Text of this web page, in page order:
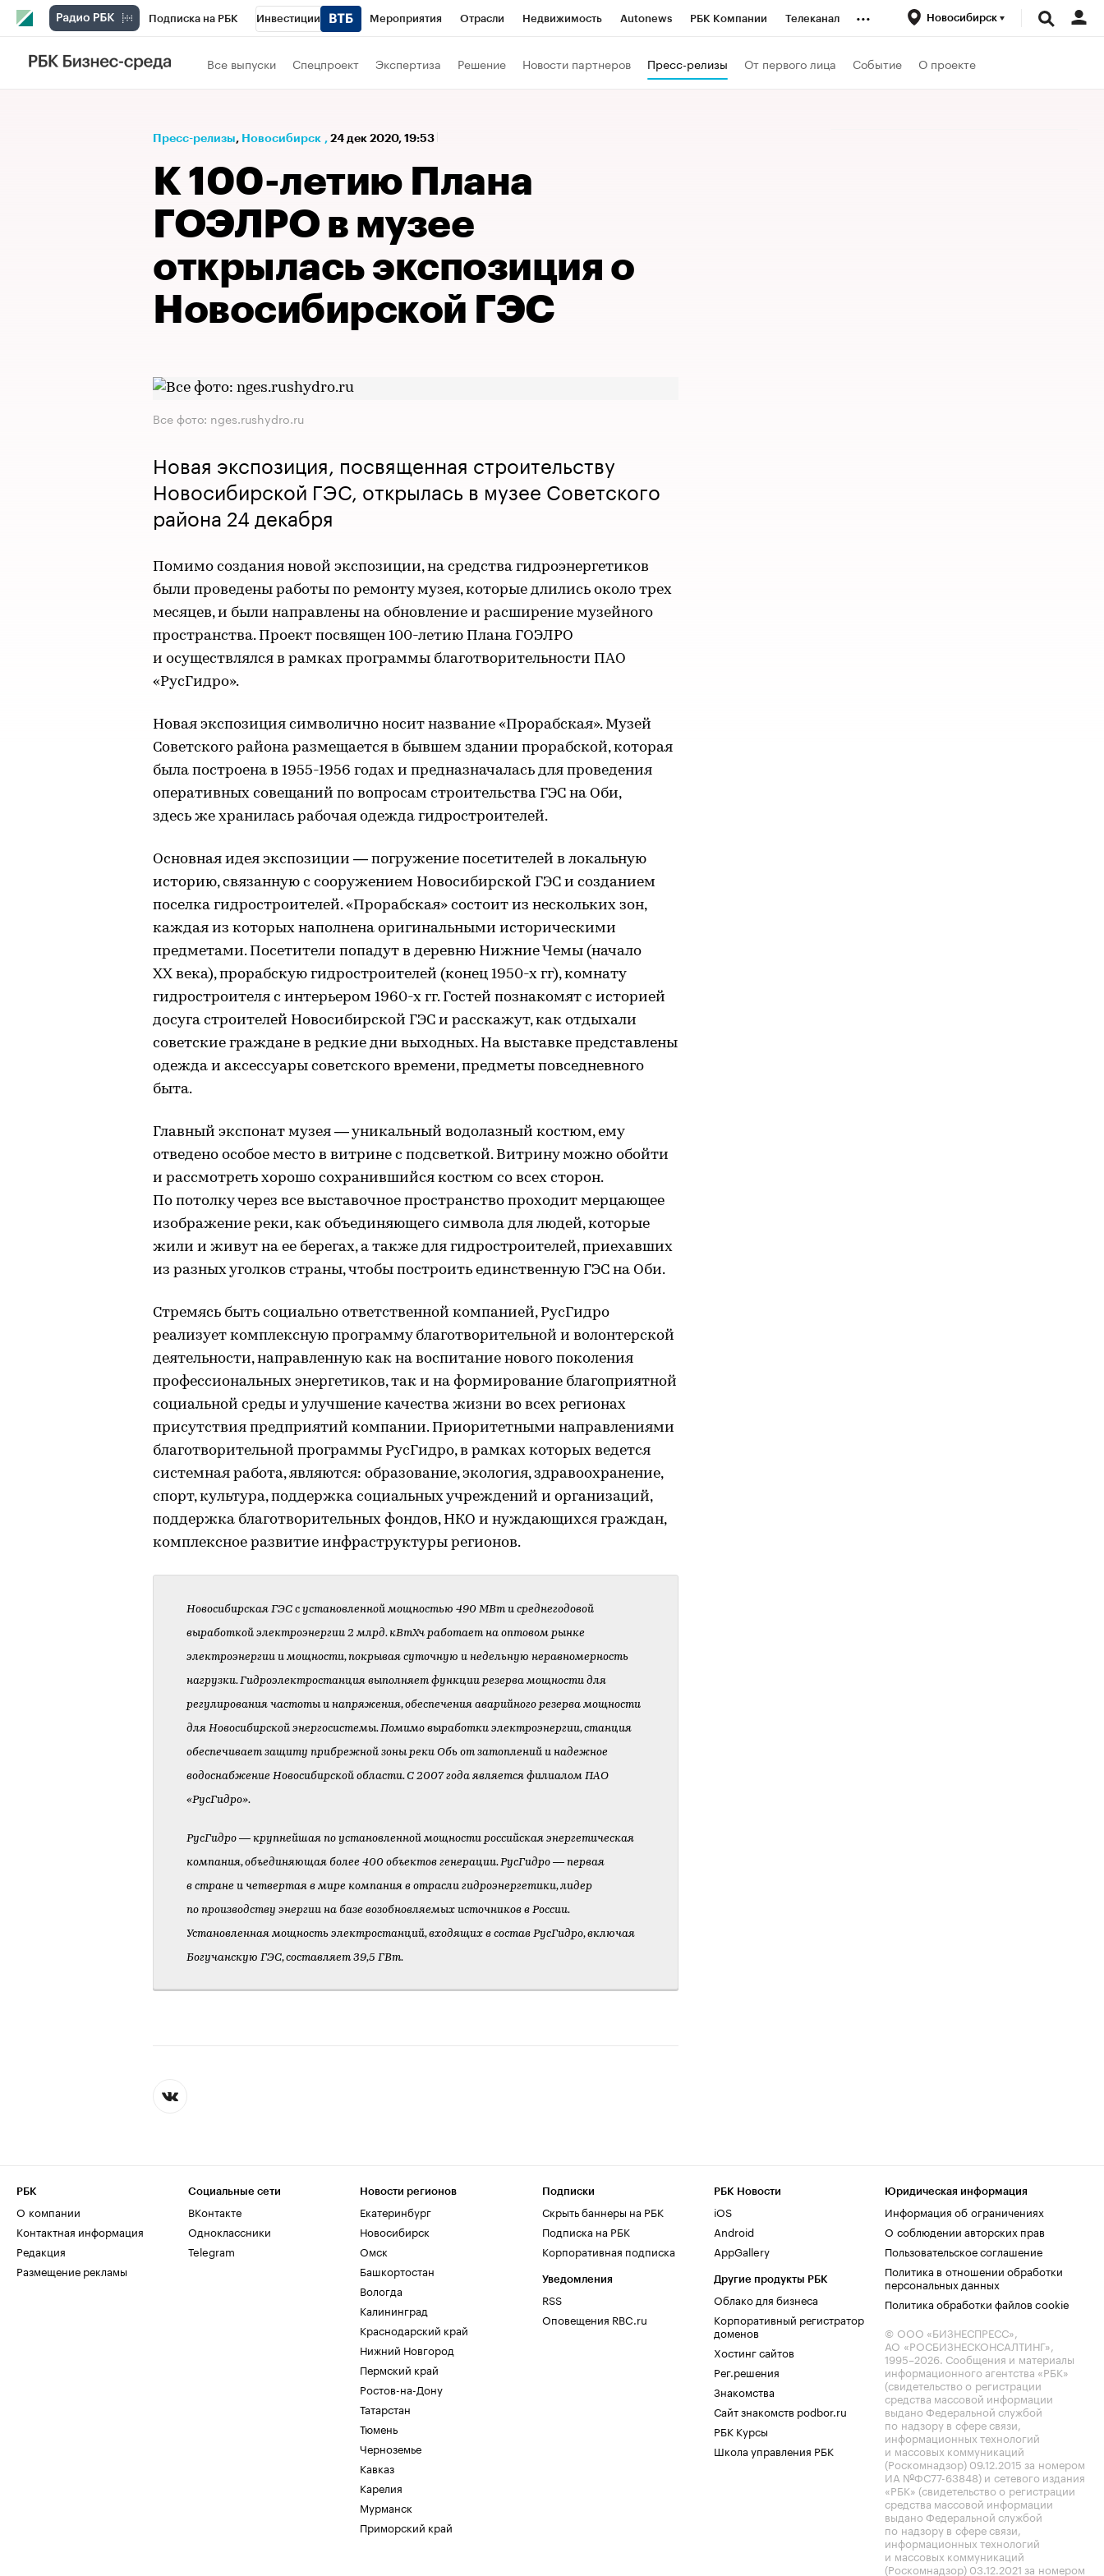
Подписка на РБК Инвестиции Мероприятия Отрасли Недвижимость Autonews РБК Компании Телеканал
РБК Вино
Проверка контрагентов Экономика
... Новосибирск
Все выпуски Спецпроект Экспертиза Решение Новости партнеров Пресс-релизы От первого лица Событие О проекте
Пресс-релизы⁠, Новосибирск , 24 дек 2020, 19:53
К 100-летию Плана
ГОЭЛРО в музее
открылась экспозиция о
Новосибирской ГЭС
Все фото: nges.rushydro.ru
Новая экспозиция, посвященная строительству
Новосибирской ГЭС, открылась в музее Советского
района 24 декабря
Помимо создания новой экспозиции, на средства гидроэнергетиков
были проведены работы по ремонту музея, которые длились около трех
месяцев, и были направлены на обновление и расширение музейного
пространства. Проект посвящен 100-летию Плана ГОЭЛРО
и осуществлялся в рамках программы благотворительности ПАО
«РусГидро».
Новая экспозиция символично носит название «Прорабская». Музей
Советского района размещается в бывшем здании прорабской, которая
была построена в 1955-1956 годах и предназначалась для проведения
оперативных совещаний по вопросам строительства ГЭС на Оби,
здесь же хранилась рабочая одежда гидростроителей.
Основная идея экспозиции — погружение посетителей в локальную
историю, связанную с сооружением Новосибирской ГЭС и созданием
поселка гидростроителей. «Прорабская» состоит из нескольких зон,
каждая из которых наполнена оригинальными историческими
предметами. Посетители попадут в деревню Нижние Чемы (начало
XX века), прорабскую гидростроителей (конец 1950-х гг), комнату
гидростроителя с интерьером 1960-х гг. Гостей познакомят с историей
досуга строителей Новосибирской ГЭС и расскажут, как отдыхали
советские граждане в редкие дни выходных. На выставке представлены
одежда и аксессуары советского времени, предметы повседневного
быта.
Главный экспонат музея — уникальный водолазный костюм, ему
отведено особое место в витрине с подсветкой. Витрину можно обойти
и рассмотреть хорошо сохранившийся костюм со всех сторон.
По потолку через все выставочное пространство проходит мерцающее
изображение реки, как объединяющего символа для людей, которые
жили и живут на ее берегах, а также для гидростроителей, приехавших
из разных уголков страны, чтобы построить единственную ГЭС на Оби.
Стремясь быть социально ответственной компанией, РусГидро
реализует комплексную программу благотворительной и волонтерской
деятельности, направленную как на воспитание нового поколения
профессиональных энергетиков, так и на формирование благоприятной
социальной среды и улучшение качества жизни во всех регионах
присутствия предприятий компании. Приоритетными направлениями
благотворительной программы РусГидро, в рамках которых ведется
системная работа, являются: образование, экология, здравоохранение,
спорт, культура, поддержка социальных учреждений и организаций,
поддержка благотворительных фондов, НКО и нуждающихся граждан,
комплексное развитие инфраструктуры регионов.
Новосибирская ГЭС с установленной мощностью 490 МВт и среднегодовой
выработкой электроэнергии 2 млрд. кВтХч работает на оптовом рынке
электроэнергии и мощности, покрывая суточную и недельную неравномерность
нагрузки. Гидроэлектростанция выполняет функции резерва мощности для
регулирования частоты и напряжения, обеспечения аварийного резерва мощности
для Новосибирской энергосистемы. Помимо выработки электроэнергии, станция
обеспечивает защиту прибрежной зоны реки Обь от затоплений и надежное
водоснабжение Новосибирской области. С 2007 года является филиалом ПАО
«РусГидро».
РусГидро — крупнейшая по установленной мощности российская энергетическая
компания, объединяющая более 400 объектов генерации. РусГидро — первая
в стране и четвертая в мире компания в отрасли гидроэнергетики, лидер
по производству энергии на базе возобновляемых источников в России.
Установленная мощность электростанций, входящих в состав РусГидро, включая
Богучанскую ГЭС, составляет 39,5 ГВт.
РБК
О компании
Контактная информация
Редакция
Размещение рекламы
Социальные сети
ВКонтакте
Одноклассники
Telegram
Новости регионов
Екатеринбург
Новосибирск
Омск
Башкортостан
Вологда
Калининград
Краснодарский край
Нижний Новгород
Пермский край
Ростов-на-Дону
Татарстан
Тюмень
Черноземье
Кавказ
Карелия
Мурманск
Приморский край
Подписки
Скрыть баннеры на РБК
Подписка на РБК
Корпоративная подписка
Уведомления
RSS
Оповещения RBC.ru
РБК Новости
iOS
Android
AppGallery
Другие продукты РБК
Облако для бизнеса
Корпоративный регистратор
доменов
Хостинг сайтов
Рег.решения
Знакомства
Сайт знакомств podbor.ru
РБК Курсы
Школа управления РБК
Юридическая информация
Информация об ограничениях
О соблюдении авторских прав
Пользовательское соглашение
Политика в отношении обработки
персональных данных
Политика обработки файлов cookie
© ООО «БИЗНЕСПРЕСС»,
АО «РОСБИЗНЕСКОНСАЛТИНГ»,
1995–2026. Сообщения и материалы
информационного агентства «РБК»
(свидетельство о регистрации
средства массовой информации
выдано Федеральной службой
по надзору в сфере связи,
информационных технологий
и массовых коммуникаций
(Роскомнадзор) 09.12.2015 за номером
ИА №ФС77-63848) и сетевого издания
«РБК» (свидетельство о регистрации
средства массовой информации
выдано Федеральной службой
по надзору в сфере связи,
информационных технологий
и массовых коммуникаций
(Роскомнадзор) 03.12.2021 за номером